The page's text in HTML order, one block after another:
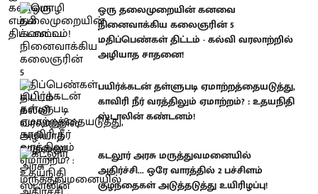
ஒரு தலைமுறையின் கனவை
நினைவாக்கிய கலைஞரின் 5
மதிப்பெண்கள் திட்டம் - கல்வி வரலாற்றில்
அழியாத சாதனை!
பயிர்க்கடன் தள்ளுபடி ஏமாற்றத்தையடுத்து,
காவிரி நீர் வரத்திலும் ஏமாற்றம்? : உதயநிதி
ஸ்டாலின் கண்டனம்!
கடலூர் அரசு மருத்துவமனையில்
அதிர்ச்சி... ஒரே வாரத்தில் 2 பச்சிளம்
குழந்தைகள் அடுத்தடுத்து உயிரிழப்பு!